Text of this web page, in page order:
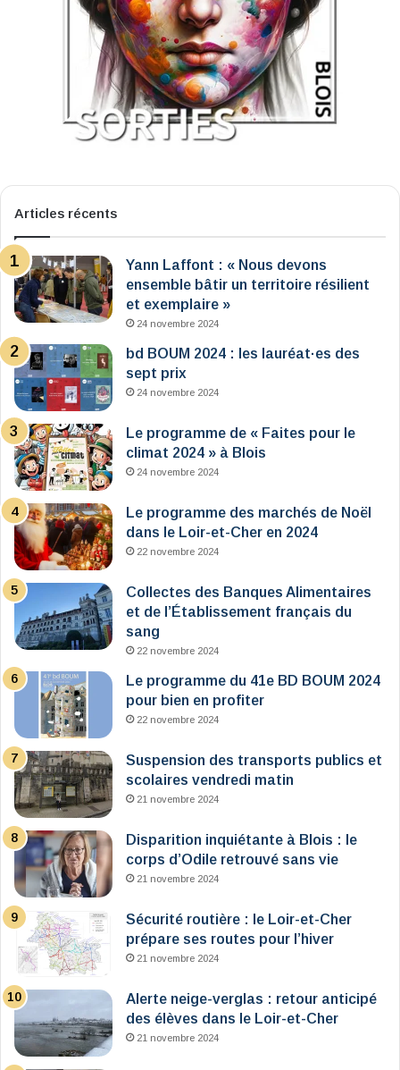
Articles récents
Yann Laffont : « Nous devons
ensemble bâtir un territoire résilient
et exemplaire »
24 novembre 2024
bd BOUM 2024 : les lauréat·es des
sept prix
24 novembre 2024
Le programme de « Faites pour le
climat 2024 » à Blois
24 novembre 2024
Le programme des marchés de Noël
dans le Loir-et-Cher en 2024
22 novembre 2024
Collectes des Banques Alimentaires
et de l’Établissement français du
sang
22 novembre 2024
Le programme du 41e BD BOUM 2024
pour bien en profiter
22 novembre 2024
Suspension des transports publics et
scolaires vendredi matin
21 novembre 2024
Disparition inquiétante à Blois : le
corps d’Odile retrouvé sans vie
21 novembre 2024
Sécurité routière : le Loir-et-Cher
prépare ses routes pour l’hiver
21 novembre 2024
Alerte neige-verglas : retour anticipé
des élèves dans le Loir-et-Cher
21 novembre 2024